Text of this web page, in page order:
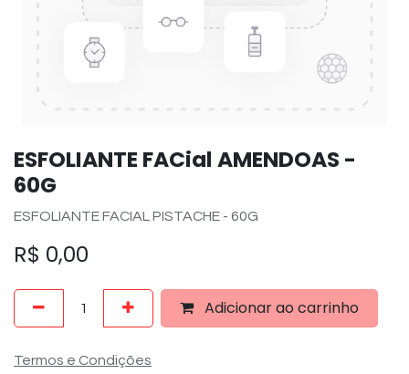
ESFOLIANTE FACial AMENDOAS -
60G
ESFOLIANTE FACIAL PISTACHE - 60G
R$ 0,00
Adicionar ao carrinho
Termos e Condições